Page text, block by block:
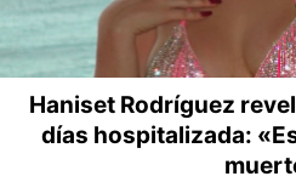
Haniset Rodríguez
días hospitalizada: